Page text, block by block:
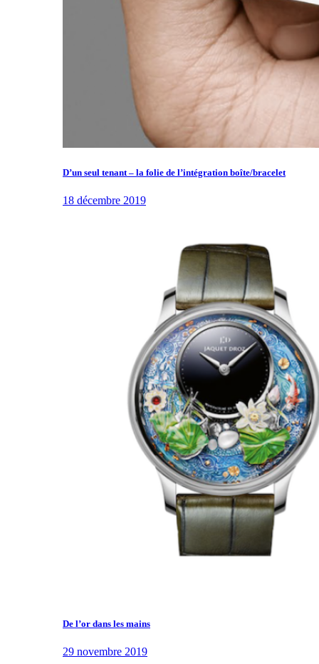
D’un seul tenant – la folie de l’intégration boîte/bracelet
18 décembre 2019
De l’or dans les mains
29 novembre 2019